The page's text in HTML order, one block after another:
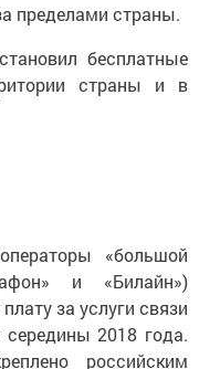
пределами страны.
бесплатные
страны и в
«большой
и «Билайн»)
за услуги связи
2018 года.
российским